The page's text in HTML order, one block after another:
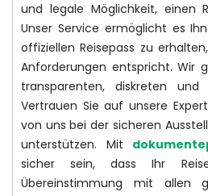
und legale Möglichkeit, einen
Unser Service ermöglicht es
offiziellen Reisepass zu
Anforderungen entspricht. Wir
transparenten, diskreten und
Vertrauen Sie auf unsere
von uns bei der sicheren
unterstützen. Mit
sicher sein, dass Ihr
Übereinstimmung mit allen